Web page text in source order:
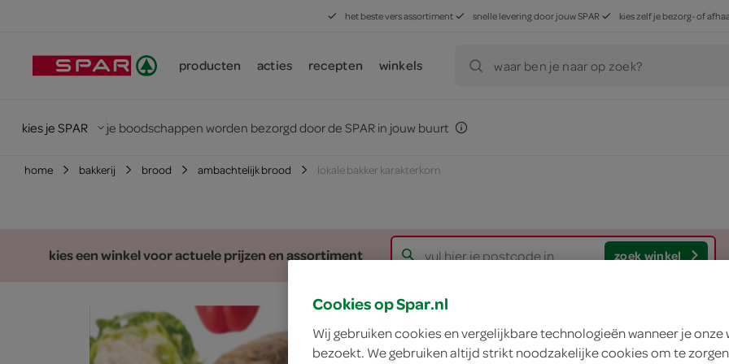
het beste vers assortiment snelle levering door jouw SPAR kies zelf je bezorg- of
producten acties recepten winkels waar ben je naar op zoek?
kies je SPAR je boodschappen worden bezorgd door de SPAR in jouw buurt
home bakkerij brood ambachtelijk brood lokale bakker karakterkorn
kies een winkel voor actuele prijzen en assortiment zoek winkel
Lokale Bakker
Cookies op Spar.nl
Wij gebruiken cookies en vergelijkbare technologieën wanneer je onze
bezoekt. We gebruiken altijd strikt noodzakelijke cookies om te